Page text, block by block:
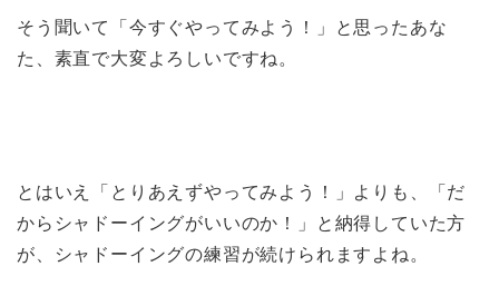
そう聞いて「今すぐやってみよう！」と思ったあな
た、素直で大変よろしいですね。
とはいえ「とりあえずやってみよう！」よりも、「だ
からシャドーイングがいいのか！」と納得していた方
が、シャドーイングの練習が続けられますよね。